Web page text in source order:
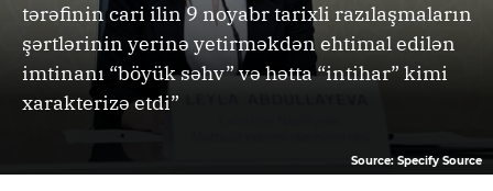
tərəfinin cari ilin 9 noyabr tarixli razılaşmaların
şərtlərinin yerinə yetirməkdən ehtimal edilən
imtinanı “böyük səhv” və hətta “intihar” kimi
xarakterizə etdi”
Source: Specify Source